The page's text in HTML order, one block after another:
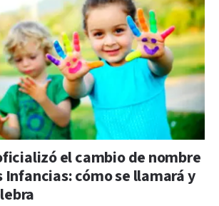
el cambio de nombre
Infancias: cómo se llamará y